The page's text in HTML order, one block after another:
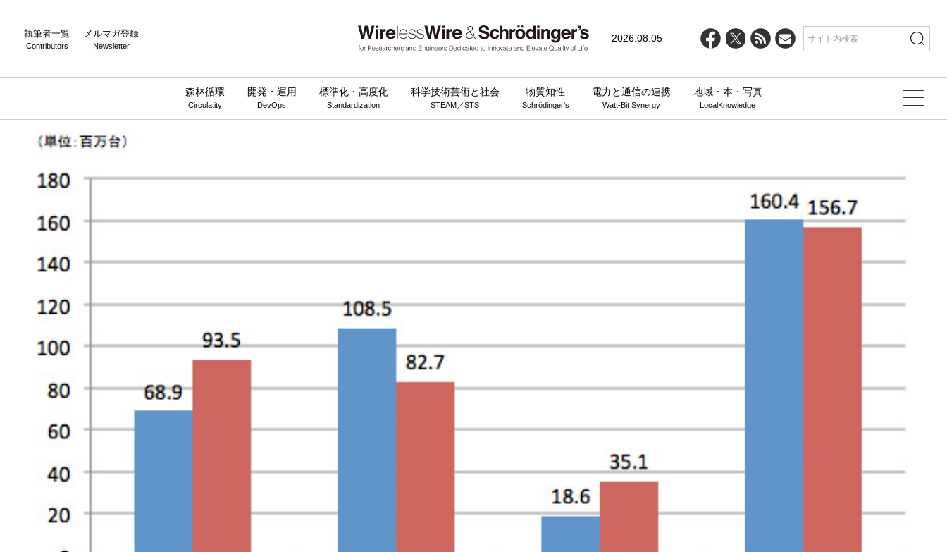
執筆者一覧
Contributors
メルマガ登録
Newsletter
2026.08.05
森林循環
Circulatity
開発・運用
DevOps
標準化・高度化
Standardization
科学技術芸術と社会
STEAM／STS
物質知性
Schrödinger's
電力と通信の連携
Watt-Bit Synergy
地域・本・写真
LocalKnowledge